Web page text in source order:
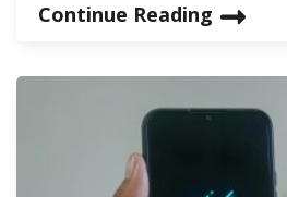
Continue Reading